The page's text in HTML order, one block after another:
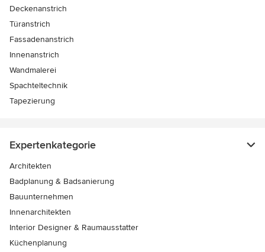
Deckenanstrich
Türanstrich
Fassadenanstrich
Innenanstrich
Wandmalerei
Spachteltechnik
Tapezierung
Expertenkategorie
Architekten
Badplanung & Badsanierung
Bauunternehmen
Innenarchitekten
Interior Designer & Raumausstatter
Küchenplanung